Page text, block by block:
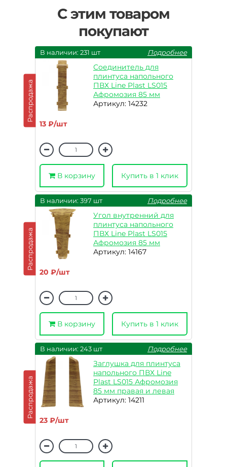
С этим товаром
покупают
Распродажа
В наличии: 231 шт Подробнее
Соединитель для
плинтуса напольного
ПВХ Line Plast LS015
Афромозия 85 мм
Артикул: 14232
13 ₽/шт
В корзину Купить в 1 клик
Распродажа
В наличии: 397 шт Подробнее
Угол внутренний для
плинтуса напольного
ПВХ Line Plast LS015
Афромозия 85 мм
Артикул: 14167
20 ₽/шт
В корзину Купить в 1 клик
Распродажа
В наличии: 243 шт Подробнее
Заглушка для плинтуса
напольного ПВХ Line
Plast LS015 Афромозия
85 мм правая и левая
Артикул: 14211
23 ₽/шт